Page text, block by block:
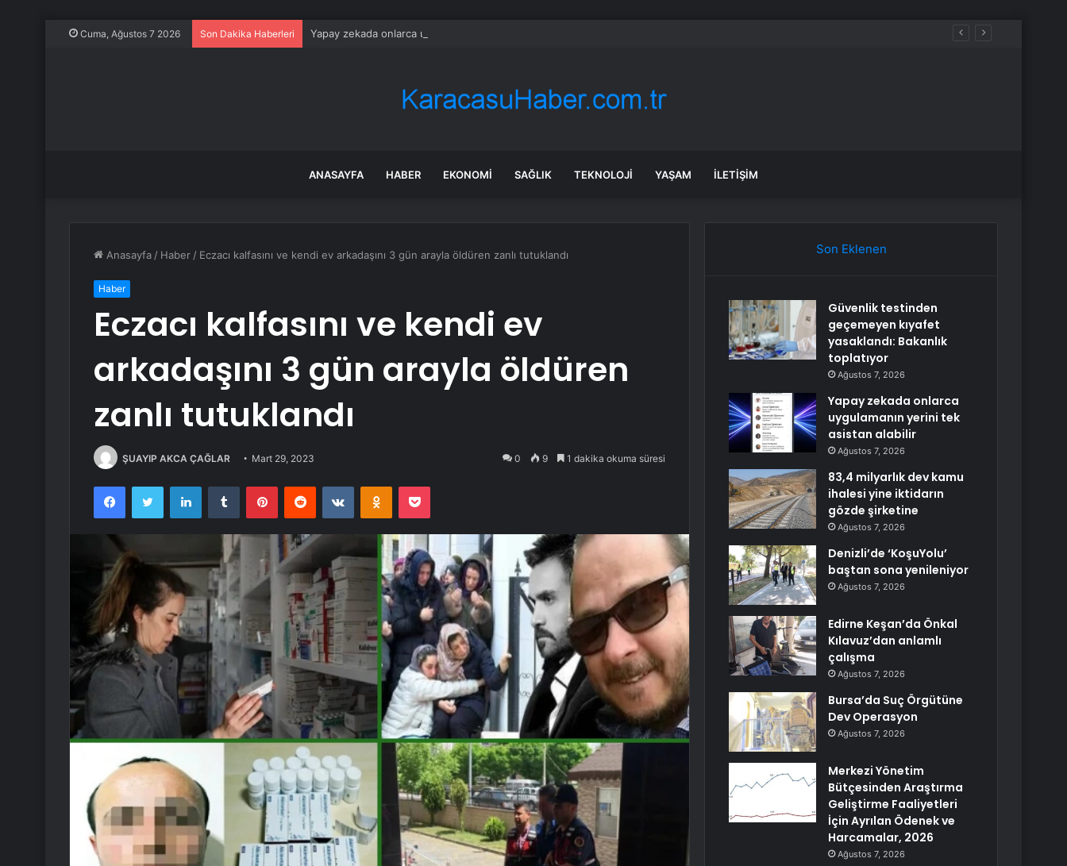
Cuma, Ağustos 7 2026 Son Dakika Haberleri Yapay zekada onlarca uygulamanın yerini tek asistan alabilir
ANASAYFA HABER EKONOMI SAĞLIK TEKNOLOJI YAŞAM İLETIŞIM
Anasayfa / Haber / Eczacı kalfasını ve kendi ev arkadaşını 3 gün arayla öldüren zanlı tutuklandı
Haber
Eczacı kalfasını ve kendi ev
arkadaşını 3 gün arayla öldüren
zanlı tutuklandı
ŞUAYIP AKCA ÇAĞLAR Mart 29, 2023 0 9 1 dakika okuma süresi
FacebookTwitter LinkedInTumblr PinterestReddit VKontakteOdnoklassniki
Pocket
Son Eklenen
Güvenlik testinden
geçemeyen kıyafet
yasaklandı: Bakanlık
toplatıyor
Ağustos 7, 2026
Yapay zekada onlarca
uygulamanın yerini tek
asistan alabilir
Ağustos 7, 2026
83,4 milyarlık dev kamu
ihalesi yine iktidarın
gözde şirketine
Ağustos 7, 2026
Denizli’de ‘KoşuYolu’
baştan sona yenileniyor
Ağustos 7, 2026
Edirne Keşan’da Önkal
Kılavuz’dan anlamlı
çalışma
Ağustos 7, 2026
Bursa’da Suç Örgütüne
Dev Operasyon
Ağustos 7, 2026
Merkezi Yönetim
Bütçesinden Araştırma
Geliştirme Faaliyetleri
İçin Ayrılan Ödenek ve
Harcamalar, 2026
Ağustos 7, 2026